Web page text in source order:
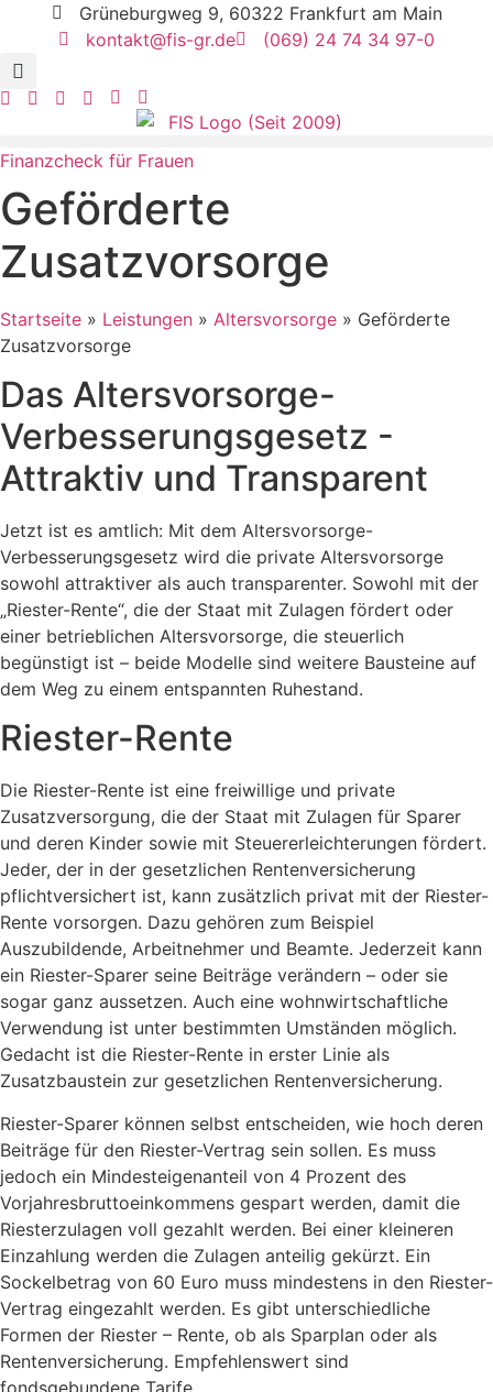
springen
Grüneburgweg 9, 60322 Frankfurt am Main
kontakt@fis-gr.de
(069) 24 74 34 97-0
Finanzcheck für Frauen
Geförderte
Zusatzvorsorge
Startseite » Leistungen » Altersvorsorge » Geförderte
Zusatzvorsorge
Das Altersvorsorge-
Verbesserungsgesetz -
Attraktiv und Transparent
Jetzt ist es amtlich: Mit dem Altersvorsorge-
Verbesserungsgesetz wird die private Altersvorsorge
sowohl attraktiver als auch transparenter. Sowohl mit der
„Riester-Rente“, die der Staat mit Zulagen fördert oder
einer betrieblichen Altersvorsorge, die steuerlich
begünstigt ist – beide Modelle sind weitere Bausteine auf
dem Weg zu einem entspannten Ruhestand.
Riester-Rente
Die Riester-Rente ist eine freiwillige und private
Zusatzversorgung, die der Staat mit Zulagen für Sparer
und deren Kinder sowie mit Steuererleichterungen fördert.
Jeder, der in der gesetzlichen Rentenversicherung
pflichtversichert ist, kann zusätzlich privat mit der Riester-
Rente vorsorgen. Dazu gehören zum Beispiel
Auszubildende, Arbeitnehmer und Beamte. Jederzeit kann
ein Riester-Sparer seine Beiträge verändern – oder sie
sogar ganz aussetzen. Auch eine wohnwirtschaftliche
Verwendung ist unter bestimmten Umständen möglich.
Gedacht ist die Riester-Rente in erster Linie als
Zusatzbaustein zur gesetzlichen Rentenversicherung.
Riester-Sparer können selbst entscheiden, wie hoch deren
Beiträge für den Riester-Vertrag sein sollen. Es muss
jedoch ein Mindesteigenanteil von 4 Prozent des
Vorjahresbruttoeinkommens gespart werden, damit die
Riesterzulagen voll gezahlt werden. Bei einer kleineren
Einzahlung werden die Zulagen anteilig gekürzt. Ein
Sockelbetrag von 60 Euro muss mindestens in den Riester-
Vertrag eingezahlt werden. Es gibt unterschiedliche
Formen der Riester – Rente, ob als Sparplan oder als
Rentenversicherung. Empfehlenswert sind
fondsgebundene Tarife.